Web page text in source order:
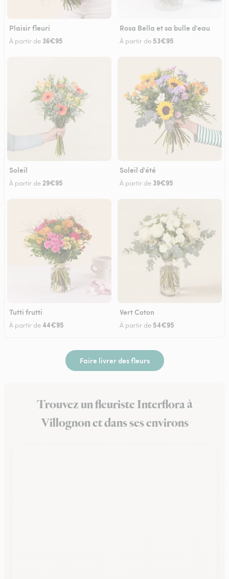
Plaisir fleuri
À partir de 36€95
Rosa Bella et sa bulle d'eau
À partir de 53€95
Soleil
À partir de29€95
Soleil d'été
À partir de 39€95
Tutti frutti
À partir de44€95
Vert Coton
À partir de 54€95
Faire livrer des fleurs
Trouvez un fleuriste Interflora à
Villognon et dans ses environs